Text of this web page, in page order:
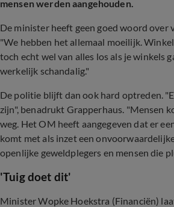
mensen werden aangehouden.
De minister heeft geen goed woord over
"We hebben het allemaal moeilijk.
toch echt wel van alles los als je winkels
werkelijk schandalig."
De politie blijft dan ook hard optreden.
zijn", benadrukt Grapperhaus. "Mensen
weg. Het OM heeft aangegeven dat er
komt met als inzet een
openlijke geweldplegers en mensen die
'Tuig doet dit'
Minister Wopke Hoekstra (Financiën)